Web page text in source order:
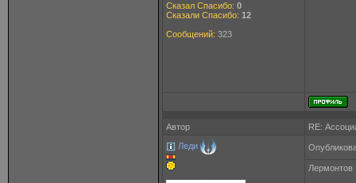
Сказал Спасибо: 0
Сказали Спасибо: 12
Сообщений: 323
Автор
RE:
Леди
Лермонтов